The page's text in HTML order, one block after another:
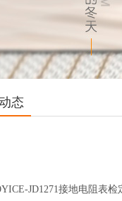
态
JD1271接地电阻表检